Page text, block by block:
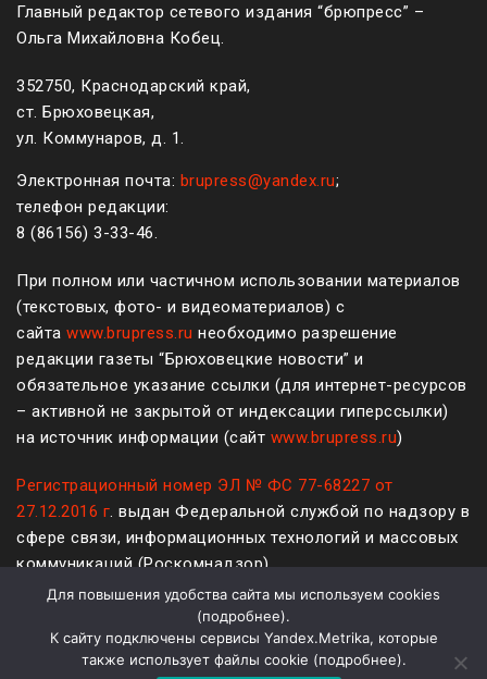
Главный редактор сетевого издания “брюпресс” –
Ольга Михайловна Кобец.
352750, Краснодарский край,
ст. Брюховецкая,
ул. Коммунаров, д. 1.
Электронная почта: brupress@yandex.ru;
телефон редакции:
8 (861 56) 3-33-46.
При полном или частичном использовании материалов
(текстовых, фото- и видеоматериалов) с
сайта www.brupress.ru необходимо разрешение
редакции газеты “Брюховецкие новости” и
обязательное указание ссылки (для интернет-ресурсов
– активной не закрытой от индексации гиперссылки)
на источник информации (сайт www.brupress.ru)
Регистрационный номер ЭЛ № ФС 77-68227 от
27.12.2016 г. выдан Федеральной службой по надзору в
сфере связи, информационных технологий и массовых
коммуникаций (Роскомнадзор)
Политика конфиденциальности и защиты информации
Для повышения удобства сайта мы используем cookies
(подробнее).
К сайту подключены сервисы Yandex.Metrika, которые
также использует файлы cookie (подробнее).